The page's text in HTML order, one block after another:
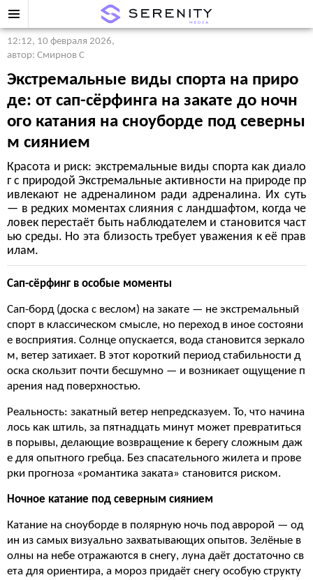
12:12, 10 февраля 2026,
автор: Смирнов С
Экстремальные виды спорта на приро
де: от сап-сёрфинга на закате до ночн
ого катания на сноуборде под северны
м сиянием
Красота и риск: экстремальные виды спорта как диало
г с природой Экстремальные активности на природе пр
ивлекают не адреналином ради адреналина. Их суть
— в редких моментах слияния с ландшафтом, когда че
ловек перестаёт быть наблюдателем и становится част
ью среды. Но эта близость требует уважения к её прав
илам.
Сап-сёрфинг в особые моменты
Сап-борд (доска с веслом) на закате — не экстремальный
спорт в классическом смысле, но переход в иное состояни
е восприятия. Солнце опускается, вода становится зеркало
м, ветер затихает. В этот короткий период стабильности д
оска скользит почти бесшумно — и возникает ощущение п
арения над поверхностью.
Реальность: закатный ветер непредсказуем. То, что начина
лось как штиль, за пятнадцать минут может превратиться
в порывы, делающие возвращение к берегу сложным даж
е для опытного гребца. Без спасательного жилета и прове
рки прогноза «романтика заката» становится риском.
Ночное катание под северным сиянием
Катание на сноуборде в полярную ночь под авророй — од
ин из самых визуально захватывающих опытов. Зелёные в
олны на небе отражаются в снегу, луна даёт достаточно св
ета для ориентира, а мороз придаёт снегу особую структу